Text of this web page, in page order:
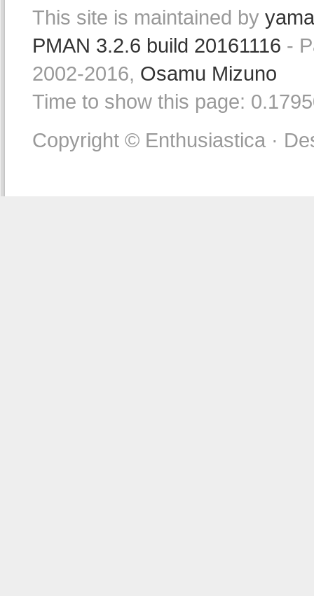
This site is maintained by
PMAN 3.2.6 build 20161116 -
2002-2016, Osamu Mizuno
Time to show this page:
Copyright © Enthusiastica ·